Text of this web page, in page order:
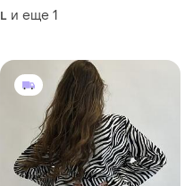
couture (l) ✨
L и еще 1